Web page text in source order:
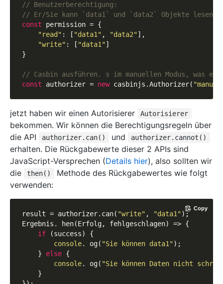
// Benutzerberechtigung:
// Er/Sie kann `data1` und `data2` Objekte lesen
const permission = {
"read" : [ "data1" , "data2"],
"write" : [ "data1"]
}
// Casbin ausführen. s im manuellen Modus, was
const authorizer = new casbinjs.Authorizer(
jetzt haben wir einen Autorisierer Autorisierer
bekommen. Wir können die Berechtigungsregeln über
die API
authorizer.can() und authorizer.cannot()
erhalten. Die Rückgabewerte dieser 2 APIs sind
JavaScript-Versprechen (Details hier), also sollten wir
die
then()
Methode des Rückgabewertes wie folgt
verwenden:
result = authorizer.can( "write" , "data1");
Ergebnis. hen(Erfolg, fehlgeschlagen) => {
if (success) {
console. og( "Sie können data1");
    }
else {
console. og( "Sie können Daten nicht
    }
Copy